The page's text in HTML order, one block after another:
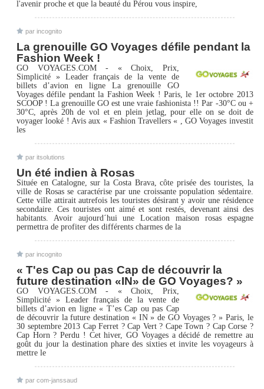
l'avenir proche et que la beauté du Pérou vous inspire,
par incognito
La grenouille GO Voyages défile pendant la
Fashion Week !
GO VOYAGES.COM - « Choix, Prix,
Simplicité » Leader français de la vente de
billets d’avion en ligne La grenouille GO
Voyages défile pendant la Fashion Week ! Paris, le 1er octobre 2013
SCOOP ! La grenouille GO est une vraie fashionista !! Par -30°C ou +
30°C, après 20h de vol et en plein jetlag, pour elle on se doit de
voyager looké ! Avis aux « Fashion Travellers « , GO Voyages investit
les
par itsolutions
Un été indien à Rosas
Située en Catalogne, sur la Costa Brava, côte prisée des touristes, la
ville de Rosas se caractérise par une croissante population sédentaire.
Cette ville attirait autrefois les touristes désirant y avoir une résidence
secondaire. Ces touristes ont aimé et sont restés, devenant ainsi des
habitants. Avoir aujourd´hui une Location maison rosas espagne
permettra de profiter des différents charmes de la
par incognito
« T'es Cap ou pas Cap de découvrir la
future destination «IN» de GO Voyages? »
GO VOYAGES.COM - « Choix, Prix,
Simplicité » Leader français de la vente de
billets d’avion en ligne « T’es Cap ou pas Cap
de découvrir la future destination « IN » de GO Voyages ? » Paris, le
30 septembre 2013 Cap Ferret ? Cap Vert ? Cape Town ? Cap Corse ?
Cap Horn ? Perdu ! Cet hiver, GO Voyages a décidé de remettre au
goût du jour la destination phare des sixties et invite les voyageurs à
mettre le
par com-janssaud